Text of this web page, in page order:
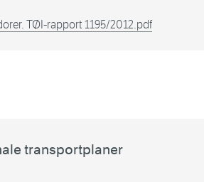
TØI-rapport 1195/2012.pdf
transportplaner